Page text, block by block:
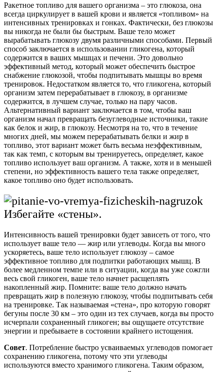
Ракетное топливо для вашего организма – это глюкоза, она
всегда циркулирует в вашей крови и является «топливом» на
интенсивных тренировках и гонках. Фактически, без глюкозы
вы никогда не были бы быстрым. Ваше тело может
вырабатывать глюкозу двумя различными способами. Первый
способ заключается в использовании гликогена, который
содержится в ваших мышцах и печени. Это довольно
эффективный метод, который может обеспечить быстрое
снабжение глюкозой, чтобы подпитывать мышцы во время
тренировок. Недостатком является то, что гликогена, который
организм затем перерабатывает в глюкозу, в организме
содержится, в лучшем случае, только на пару часов.
Альтернативный вариант заключается в том, чтобы ваш
организм начал превращать безуглеводные источники, такие
как белок и жир, в глюкозу. Несмотря на то, что в течение
многих дней, мы можем перерабатывать белки и жир в
топливо, этот вариант может быть весьма неэффективным,
так как темп, с которым вы тренируетесь, определяет, какое
топливо использует ваш организм. А также, хотя и в меньшей
степени, но эффективность вашего тела также определяет,
какое топливо оно будет использовать.
Избегайте «стены».
Интенсивность вашей тренировки будет зависеть от того, что
использует ваше тело — жир или углеводы. Когда вы много
ускоряетесь, ваше тело использует глюкозу – самое
эффективное топливо для подпитки работающих мышц. В
более медленном темпе или в ситуации, когда вы уже сожгли
весь свой гликоген, ваше тело начнет расщеплять
накопленный жир. Помните: ваше тело должно начать
превращать жир в полезную глюкозу, чтобы подпитывать себя
на тренировке. Так называемая «стена», про которую говорят
бегуны после 30 км – это один из тех случаев, когда вы просто
исчерпали сохраненный гликоген; вы ощущаете отсутствие
энергии и пребываете в состоянии крайнего истощения.
Совет. Потребление быстро усваиваемых углеводов помогает
сохранению гликогена, потому что эти углеводы
используются вместо хранимого гликогена. Таким образом,